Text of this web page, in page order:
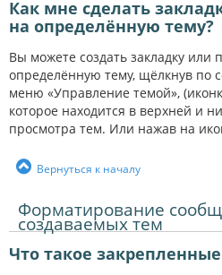
Как мне сделать
на определённую тему?
Вы можете создать закладку или
определённую тему, щёлкнув по
меню «Управление темой»,
которое находится в верхней и
просмотра тем. Или нажав на
Вернуться к началу
Форматирование
создаваемых тем
Что такое